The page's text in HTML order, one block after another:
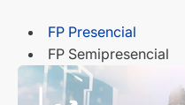
FP Presencial
FP Semipresencial